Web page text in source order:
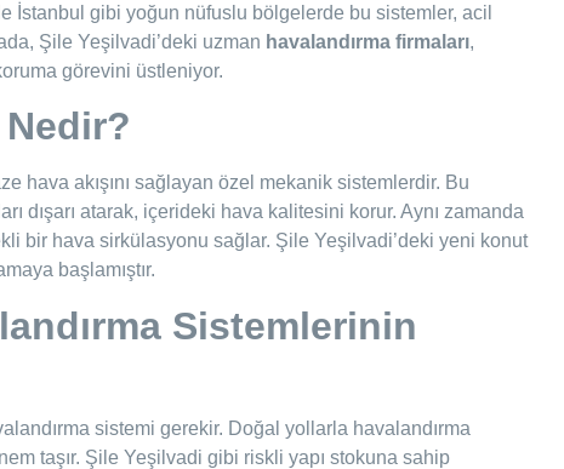
İstanbul gibi yoğun nüfuslu bölgelerde bu sistemler, acil
Şile Yeşilvadi’deki uzman havalandırma firmaları,
görevini üstleniyor.
Nedir?
hava akışını sağlayan özel mekanik sistemlerdir. Bu
dışarı atarak, içerideki hava kalitesini korur. Aynı zamanda
bir hava sirkülasyonu sağlar. Şile Yeşilvadi’deki yeni konut
başlamıştır.
Sistemlerinin
sistemi gerekir. Doğal yollarla havalandırma
taşır. Şile Yeşilvadi gibi riskli yapı stokuna sahip